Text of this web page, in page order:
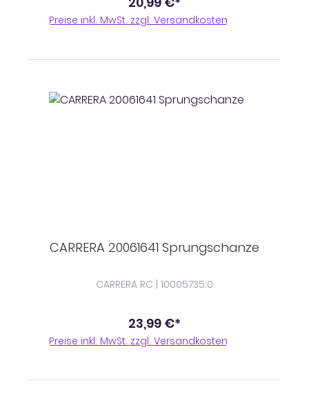
Preise inkl. MwSt. zzgl. Versandkosten
CARRERA 20061641 Sprungschanze
CARRERA RC | 10005735;0
23,99 €*
Preise inkl. MwSt. zzgl. Versandkosten